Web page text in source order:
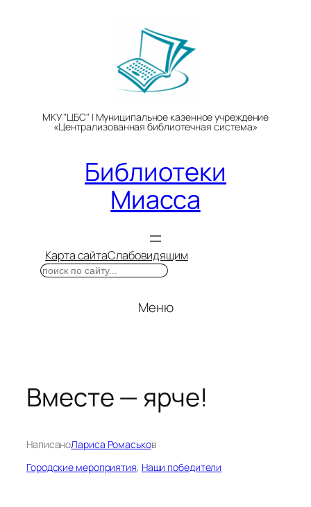
МКУ "ЦБС" | Муниципальное казенное учреждение
«Централизованная библиотечная система»
Библиотеки
Миасса
Карта сайтаСлабовидящим
Поиск
Меню
Вместе — ярче!
НаписаноЛариса Ромаськов
Городские мероприятия, Наши победители